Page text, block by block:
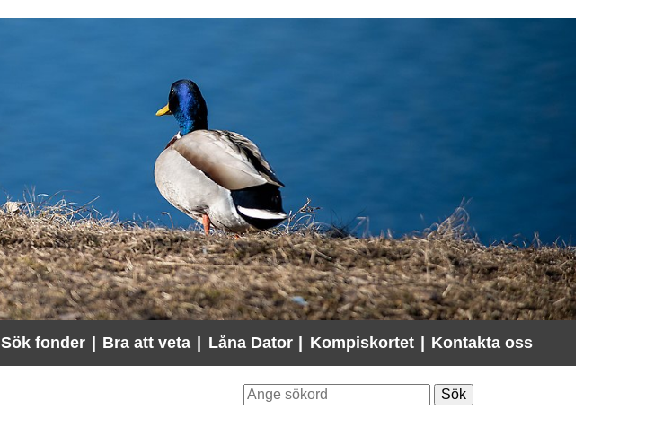
Sök fonder | Bra att veta | Låna Dator | Kompiskortet | Kontakta oss
Sök. Sökförslagen presenteras under sökrutan